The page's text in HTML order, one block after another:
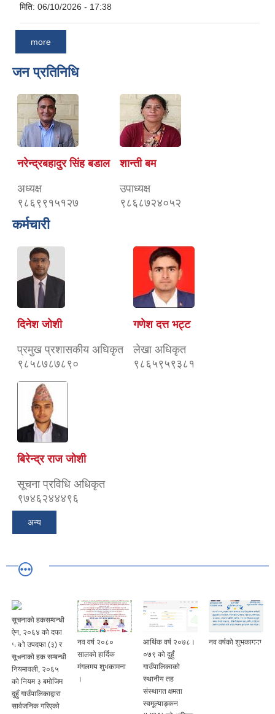
मिति: 06/10/2026 - 17:38
more
जन प्रतिनिधि
नरेन्द्रबहादुर सिंह बडाल
अध्यक्ष
९८६९९१५१२७
शान्ती बम
उपाध्यक्ष
९८६८७२४०५२
कर्मचारी
दिनेश जोशी
प्रमुख प्रशासकीय अधिकृत
९८५८७८७८९०
गणेश दत्त भट्ट
लेखा अधिकृत
९८६५९५९३८१
बिरेन्द्र राज जोशी
सूचना प्रविधि अधिकृत
९७४६२४४४९६
अन्य
सूचनाको हकसम्वन्धी
ऐन, २०६४ को दफा
५ को उपदफा (३) र
सूचनाको हक सम्बन्धी
नियमावली, २०६५
को नियम ३ बमोजिम
दुहुँ गाउँपालिकाद्वारा
सार्वजनिक गरिएको
नव वर्ष २०८०
सालको हार्दिक
मंगलमय शुभकामना
।
आर्थिक वर्ष २०७८।
०७९ को दुहुँ
गाउँपालिकाको
स्थानीय तह
संस्थागत क्षमता
स्वमूल्याङ्कन
नव वर्षको शुभकामना